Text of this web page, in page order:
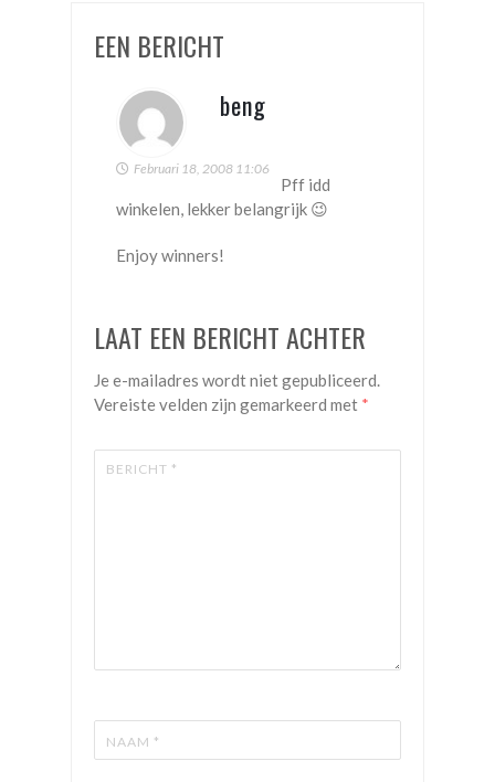
EEN BERICHT
beng
Februari 18, 2008 11:06
Pff idd
winkelen, lekker belangrijk 😉
Enjoy winners!
LAAT EEN BERICHT ACHTER
Je e-mailadres wordt niet gepubliceerd.
Vereiste velden zijn gemarkeerd met *